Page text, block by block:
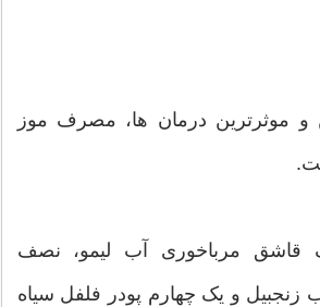
و موثرترین درمان ها، مصرف موز
مرباخوری آب لیمو، نصف
زنجبیل و یک چهارم پودر فلفل سیاه